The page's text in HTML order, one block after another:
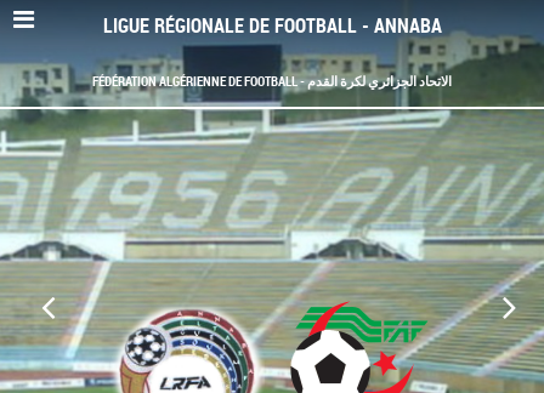
LIGUE RÉGIONALE DE FOOTBALL - ANNABA
FÉDÉRATION ALGÉRIENNE DE FOOTBALL - الاتحاد الجزائري لكرة القدم